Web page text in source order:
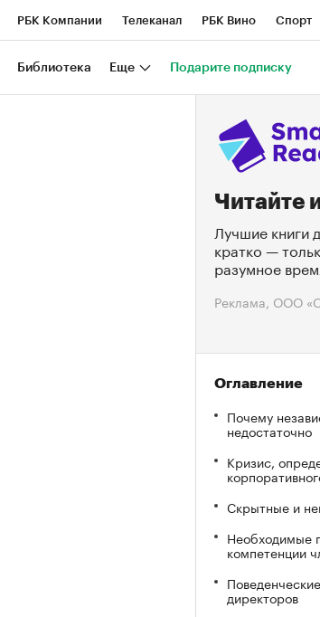
РБК Компании Телеканал РБК Вино Спорт
Национальные проекты Город
Рынок наличной валюты
Библиотека Еще Подарите подписку
Читайте
Лучшие книги
кратко —
разумное
Реклама, ООО
Оглавление
Почему
недостаточно
Кризис,
Скрытные и
Необходимые
компетенции
директоров